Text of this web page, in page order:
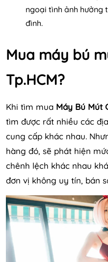
ngoại tình ảnh hưởng
đình.
Mua máy bú
Tp.HCM?
Khi tìm mua Máy Bú Mút
tìm được rất nhiều các
cung cấp khác nhau.
hàng đó, sẽ phát hiện
chênh lệch khác nhau
đơn vị không uy tín, bán